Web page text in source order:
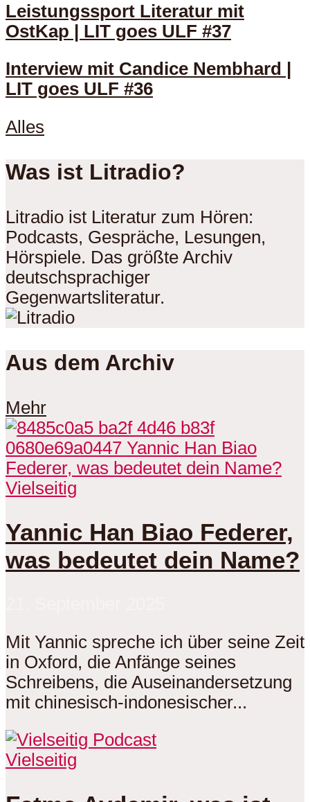
Leistungssport Literatur mit
OstKap | LIT goes ULF #37
Interview mit Candice Nembhard |
LIT goes ULF #36
Alles
Was ist Litradio?
Litradio ist Literatur zum Hören:
Podcasts, Gespräche, Lesungen,
Hörspiele. Das größte Archiv
deutschsprachiger
Gegenwartsliteratur.
Aus dem Archiv
Mehr
Vielseitig
Yannic Han Biao Federer,
was bedeutet dein Name?
Mit Yannic spreche ich über seine Zeit
in Oxford, die Anfänge seines
Schreibens, die Auseinandersetzung
mit chinesisch-indonesischer...
Vielseitig